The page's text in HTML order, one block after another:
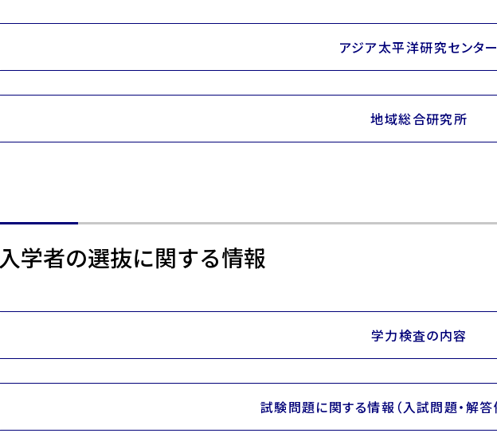
アジア太平洋研究センタ
地域総合研究所
入学者の選抜に関する情報
学力検査の内容
試験問題に関する情報（入試問題・解答